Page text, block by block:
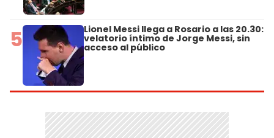
5 Lionel Messi llega a Rosario a las 20.30:
velatorio íntimo de Jorge Messi, sin
acceso al público